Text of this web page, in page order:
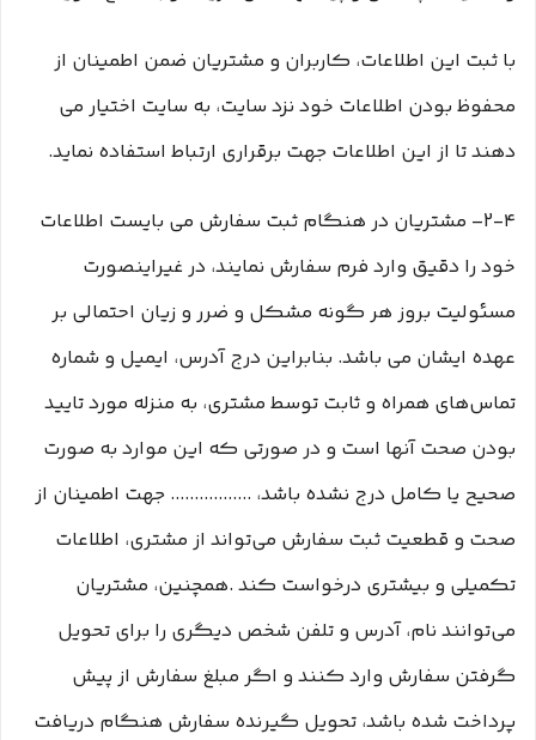
با ثبت این اطلاعات، کاربران و مشتریان ضمن اطمینان از
محفوظ بودن اطلاعات خود نزد سایت، به سایت اختیار می
دهند تا از این اطلاعات جهت برقراری ارتباط استفاده نماید.
2-۴– مشتریان در هنگام ثبت سفارش می بایست اطلاعات
خود را دقیق وارد فرم سفارش نمایند، در غیراینصورت
مسئولیت بروز هر گونه مشکل و ضرر و زیان احتمالی بر
عهده ایشان می باشد. بنابراین درج آدرس، ایمیل و شماره
تماس‌های همراه و ثابت توسط مشتری، به منزله مورد تایید
بودن صحت آنها است و در صورتی که این موارد به صورت
صحیح یا کامل درج نشده باشد، ................. جهت اطمینان از
صحت و قطعیت ثبت سفارش می‌تواند از مشتری، اطلاعات
تکمیلی و بیشتری درخواست کند .همچنین، مشتریان
می‌توانند نام، آدرس و تلفن شخص دیگری را برای تحویل
گرفتن سفارش وارد کنند و اگر مبلغ سفارش از پیش
پرداخت شده باشد، تحویل گیرنده سفارش هنگام دریافت